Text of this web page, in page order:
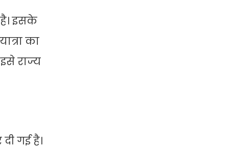
इसके
का
राज्य
गई है।